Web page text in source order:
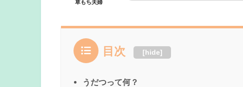
草もち夫婦
目次 [hide]
うだつって何？